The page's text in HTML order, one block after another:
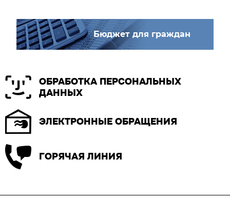
Бюджет для граждан
ОБРАБОТКА ПЕРСОНАЛЬНЫХ
ДАННЫХ
ЭЛЕКТРОННЫЕ ОБРАЩЕНИЯ
ГОРЯЧАЯ ЛИНИЯ